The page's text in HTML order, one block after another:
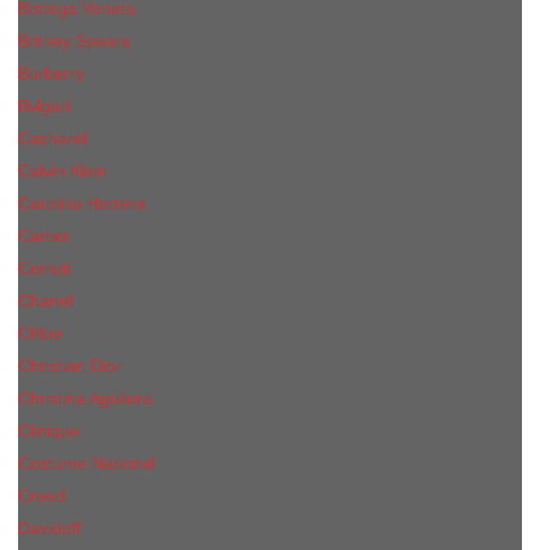
Bottega Veneta
Britney Spears
Burberry
Bvlgari
Cacharel
Calvin Klein
Carolina Herrera
Cartier
Cerruti
Сhanеl
Chloe
Christian Dior
Christina Aguilera
Сliniquе
Costume National
Creed
Davidoff